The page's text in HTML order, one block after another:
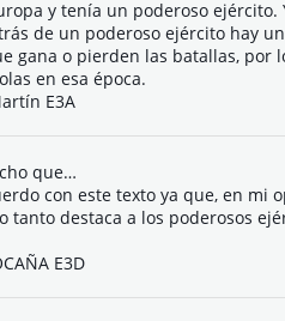
y tenía un poderoso
de un poderoso ejército hay
gana o pierden las batallas,
en esa época.
E3A
que…
con este texto ya que, en
tanto destaca a los poderosos
E3D